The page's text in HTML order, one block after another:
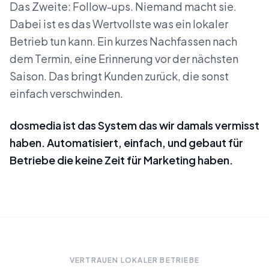
Das Zweite: Follow-ups. Niemand macht sie.
Dabei ist es das Wertvollste was ein lokaler
Betrieb tun kann. Ein kurzes Nachfassen nach
dem Termin, eine Erinnerung vor der nächsten
Saison. Das bringt Kunden zurück, die sonst
einfach verschwinden.
dosmedia ist das System das wir damals vermisst
haben. Automatisiert, einfach, und gebaut für
Betriebe die keine Zeit für Marketing haben.
VERTRAUEN LOKALER BETRIEBE